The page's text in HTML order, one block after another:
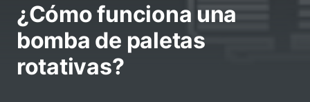
¿Cómo funciona una
bomba de paletas
rotativas?